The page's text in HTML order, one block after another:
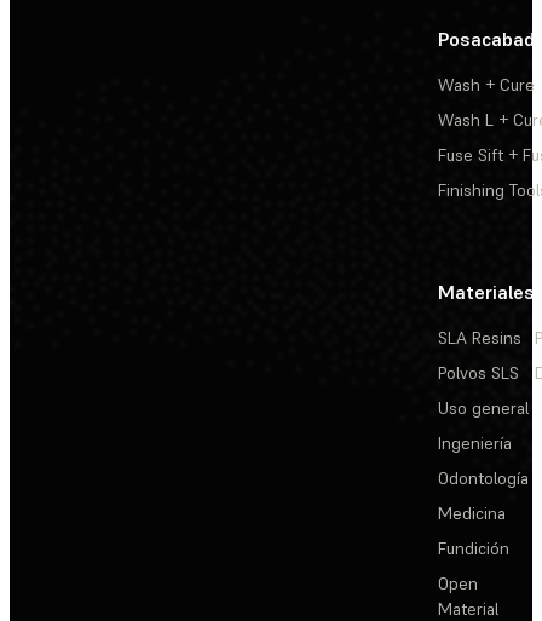
Wash + Cure
Wash L +
Fuse Sift +
Finishing
Materiales
SLA Resins
Polvos SLS
Uso general
Ingeniería
Odontología
Medicina
Fundición
Open
Material